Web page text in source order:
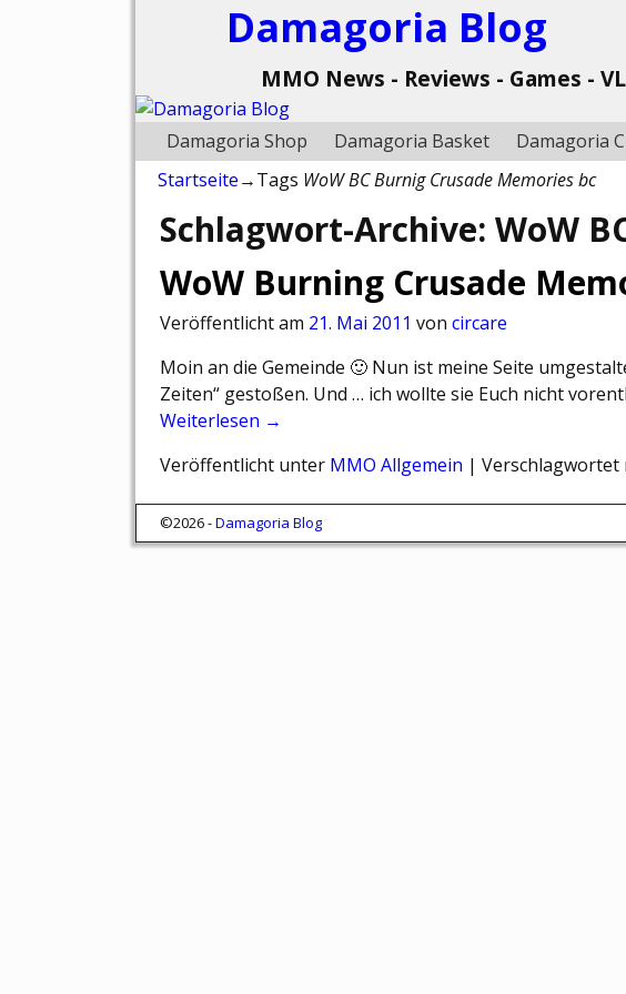
Damagoria Blog
MMO News - Reviews - Games -
Damagoria Shop Damagoria Basket
Damagoria
Startseite→Tags WoW BC Burnig Crusade Memories bc
Schlagwort-Archive: WoW
WoW Burning Crusade
Veröffentlicht am 21. Mai 2011 von circare
Moin an die Gemeinde 🙂 Nun ist meine Seite
Zeiten“ gestoßen. Und … ich wollte sie Euch nicht
Weiterlesen →
Veröffentlicht unter MMO Allgemein | Verschlagwortet
©2026 -Damagoria Blog